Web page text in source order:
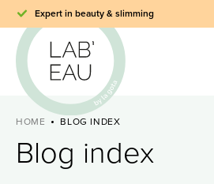
Expert in beauty & slimming
HOME BLOG INDEX
Blog index